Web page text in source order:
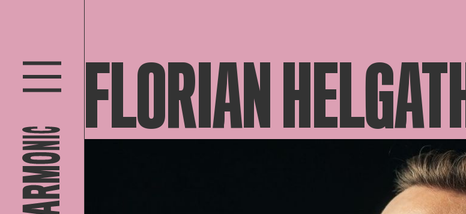
FLORIAN HELGATH